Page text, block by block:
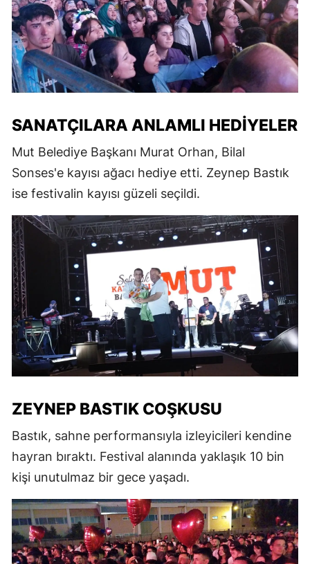
SANATÇILARA ANLAMLI HEDIYELER
Mut Belediye Başkanı Murat Orhan, Bilal
Sonses'e kayısı ağacı hediye etti. Zeynep Bastık
ise festivalin kayısı güzeli seçildi.
ZEYNEP BASTIK COŞKUSU
Bastık, sahne performansıyla izleyicileri kendine
hayran bıraktı. Festival alanında yaklaşık 10 bin
kişi unutulmaz bir gece yaşadı.